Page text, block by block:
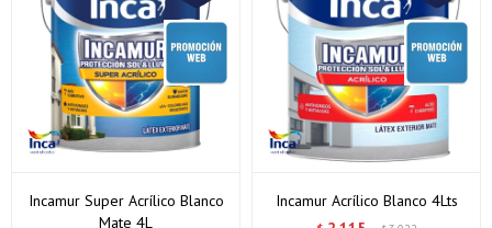
Incamur Super Acrílico Blanco
Mate 4L
Incamur Acrílico Blanco 4Lts